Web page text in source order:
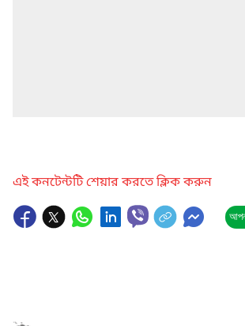
এই কনটেন্টটি শেয়ার করতে ক্লিক করুন